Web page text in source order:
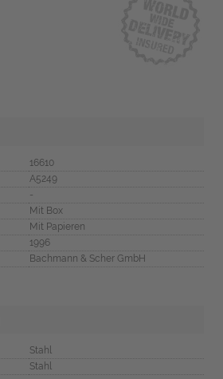
16610
A5249
-
Mit Box
Mit Papieren
1996
Bachmann & Scher GmbH
Stahl
Stahl